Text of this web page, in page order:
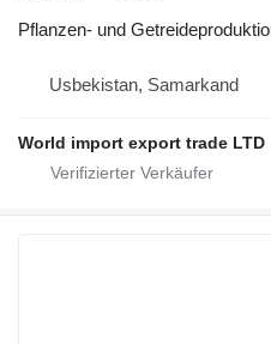
Pflanzen- und
Usbekistan, Samarkand
World import export trade LTD